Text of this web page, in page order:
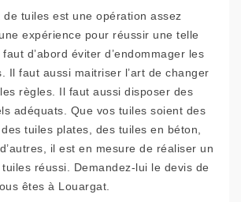
de tuiles est une opération assez
expérience pour réussir une telle
d’abord éviter d’endommager les
Il faut aussi maitriser l’art de changer
règles. Il faut aussi disposer des
adéquats. Que vos tuiles soient des
tuiles plates, des tuiles en béton,
il est en mesure de réaliser un
réussi. Demandez-lui le devis de
êtes à Louargat.